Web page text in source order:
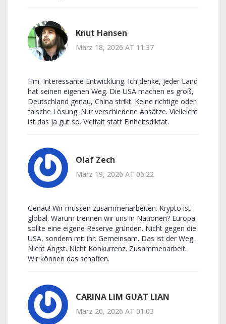
Knut Hansen
März 18, 2026 AT 11:37
Hm. Interessante Entwicklung. Ich denke, jeder Land
hat seinen eigenen Weg. Die USA machen es groß,
Deutschland genau, China strikt. Keine richtige oder
falsche Lösung. Nur verschiedene Ansätze. Vielleicht
ist das ja gut so. Vielfalt statt Einheitsdiktat.
Olaf Zech
März 19, 2026 AT 06:22
Genau! Wir müssen zusammenarbeiten. Krypto ist
global. Warum trennen wir uns in Nationen? Europa
sollte eine eigene Reserve gründen. Nicht gegen die
USA, sondern mit ihr. Gemeinsam. Das ist der Weg.
Nicht Angst. Nicht Konkurrenz. Zusammenarbeit.
Wir können das schaffen.
CARINA LIM GUAT LIAN
März 20, 2026 AT 01:03